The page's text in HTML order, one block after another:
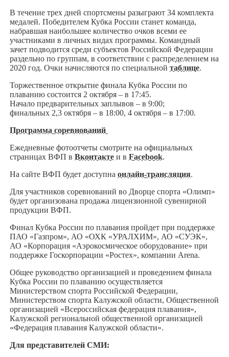
В течение трех дней спортсмены разыграют 34 комплекта
медалей. Победителем Кубка России станет команда,
набравшая наибольшее количество очков всеми ее
участниками в личных видах программы. Командный
зачет подводится среди субъектов Российской Федерации
раздельно по группам, в соответствии с распределением на
2020 год. Очки начисляются по специальной таблице.
Торжественное открытие финала Кубка России по
плаванию состоится 2 октября – в 17:45.
Начало предварительных заплывов – в 9:00;
финальных 2,3 октября – в 18:00, 4 октября – в 17:00.
Программа соревнований
Ежедневные фотоотчеты смотрите на официальных
страницах ВФП в Вконтактеи в Facebook.
На сайте ВФП будет доступна онлайн-трансляция.
Для участников соревнований во Дворце спорта «Олимп»
будет организована продажа лицензионной сувенирной
продукции ВФП.
Финал Кубка России по плавания пройдет при поддержке
ПАО «Газпром», АО «ОХК «УРАЛХИМ», АО «СУЭК»,
АО «Корпорация «Аэрокосмическое оборудование» при
поддержке Госкорпорации «Ростех», компании Arena.
Общее руководство организацией и проведением финала
Кубка России по плаванию осуществляется
Министерством спорта Российской Федерации,
Министерством спорта Калужской области, Общественной
организацией «Всероссийская федерация плавания»,
Калужской региональной общественной организацией
«Федерация плавания Калужской области».
Для представителей СМИ: